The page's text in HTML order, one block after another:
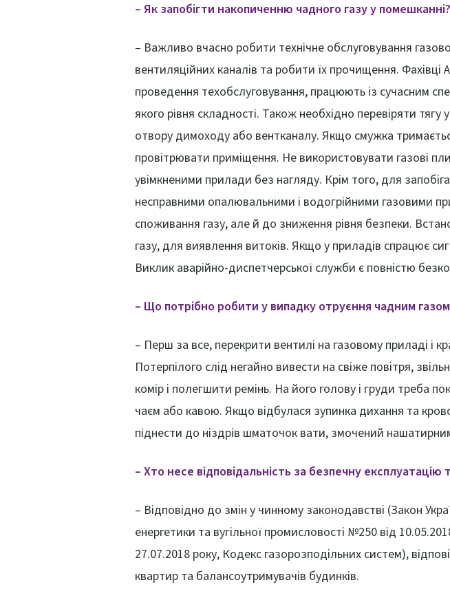
– Як запобігти накопиченню чадного газу у помешканні?
– Важливо вчасно робити технічне обслуговування
вентиляційних каналів та робити їх прочищення. Фахівці
проведення техобслуговування, працюють із сучасним
якого рівня складності. Також необхідно перевіряти
отвору димоходу або вентканалу. Якщо смужка
провітрювати приміщення. Не використовувати газові
увімкненими прилади без нагляду. Крім того, для
несправними опалювальними і водогрійними газовими
споживання газу, але й до зниження рівня безпеки.
газу, для виявлення витоків. Якщо у приладів спрацює
Виклик аварійно-диспетчерської служби є повністю
– Що потрібно робити у випадку отруєння чадним
– Перш за все, перекрити вентилі на газовому приладі і
Потерпілого слід негайно вивести на свіже повітря,
комір і полегшити ремінь. На його голову і груди треба
чаєм або кавою. Якщо відбулася зупинка дихання та
піднести до ніздрів шматочок вати, змочений
– Хто несе відповідальність за безпечну
– Відповідно до змін у чинному законодавстві (Закон
енергетики та вугільної промисловості №250 від
27.07.2018 року, Кодекс газорозподільних систем),
квартир та балансоутримувачів будинків.